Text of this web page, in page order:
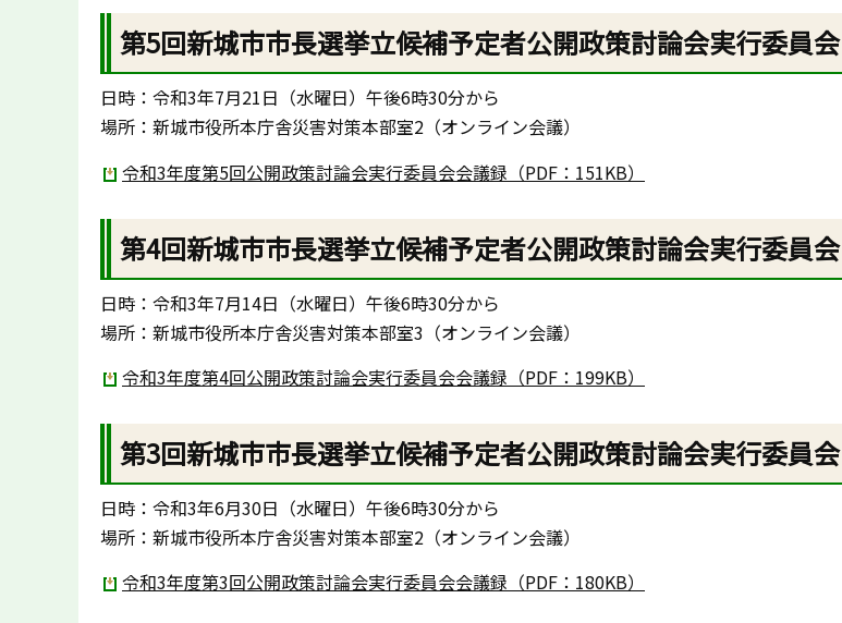
第5回新城市市長選挙立候補予定者公開政策討論会実行委員会
日時：令和3年7月21日（水曜日）午後6時30分から
場所：新城市役所本庁舎災害対策本部室2（オンライン会議）
令和3年度第5回公開政策討論会実行委員会会議録（PDF：151KB）
第4回新城市市長選挙立候補予定者公開政策討論会実行委員会
日時：令和3年7月14日（水曜日）午後6時30分から
場所：新城市役所本庁舎災害対策本部室3（オンライン会議）
令和3年度第4回公開政策討論会実行委員会会議録（PDF：199KB）
第3回新城市市長選挙立候補予定者公開政策討論会実行委員会
日時：令和3年6月30日（水曜日）午後6時30分から
場所：新城市役所本庁舎災害対策本部室2（オンライン会議）
令和3年度第3回公開政策討論会実行委員会会議録（PDF：180KB）